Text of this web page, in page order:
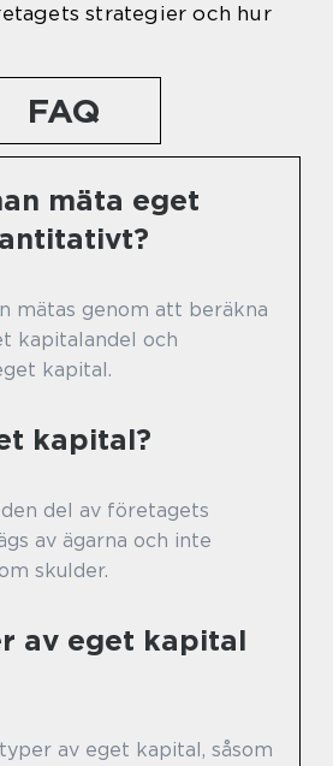
strategier och hur
FAQ
mäta eget
mätas genom att beräkna
kapitalandel och
kapital.
kapital?
del av företagets
av ägarna och inte
skulder.
av eget kapital
av eget kapital, såsom